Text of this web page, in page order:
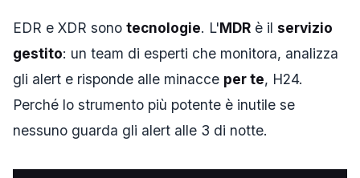
EDR e XDR sono tecnologie. L'MDR è il servizio
gestito: un team di esperti che monitora, analizza
gli alert e risponde alle minacce per te, H24.
Perché lo strumento più potente è inutile se
nessuno guarda gli alert alle 3 di notte.